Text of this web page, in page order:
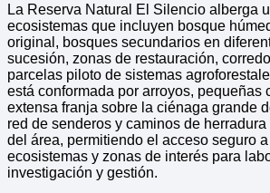
La Reserva Natural El Silencio alberga
ecosistemas que incluyen bosque
original, bosques secundarios en
sucesión, zonas de restauración,
parcelas piloto de sistemas
está conformada por arroyos, pequeñas
extensa franja sobre la ciénaga grande
red de senderos y caminos de
del área, permitiendo el acceso seguro
ecosistemas y zonas de interés para
investigación y gestión.